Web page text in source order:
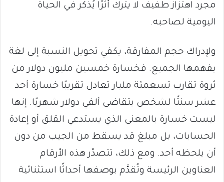
مجرد اهتزاز طفيف لا يترك أثرًا يُذكر في الحياة
اليومية لصاحبه.
ولإدراك حجم المفارقة، يكفي تحويل النسبة إلى لغة
يفهمها الجميع. فخسارة خمسين مليون دولار من
ثروة تقارب تسعمئة مليار تعادل تقريبًا خسارة أحد
عشر سنتًا لشخص يتقاضى ألفي دولار شهريًا. إنها
ليست خسارة بالمعنى الذي يستدعي القلق أو إعادة
الحسابات، بل مبلغ قد يسقط من الجيب من دون
أن يلحظه أحد. ومع ذلك، تتصدّر هذه الأرقام
العناوين الرئيسة وتُقدَّم بوصفها أحداثًا استثنائية